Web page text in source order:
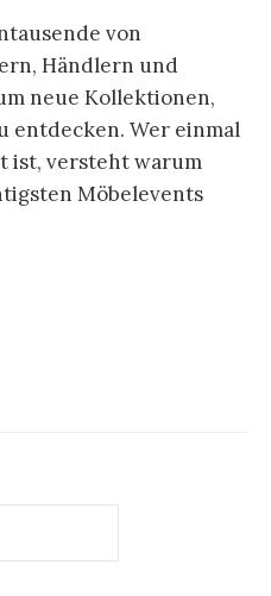
von
Händlern und
neue Kollektionen,
entdecken. Wer einmal
ist, versteht warum
Möbelevents